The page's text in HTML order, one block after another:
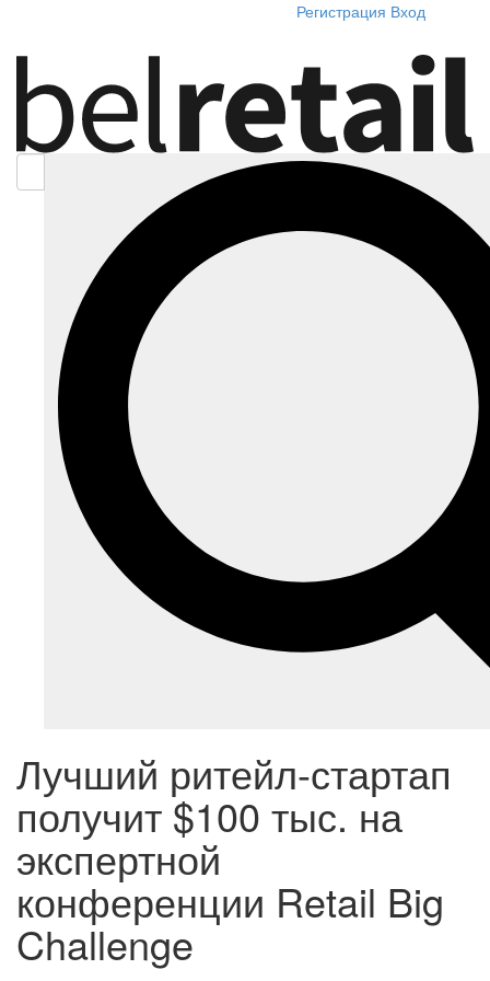
Регистрация Вход
Лучший ритейл-стартап
получит $100 тыс. на
экспертной
конференции Retail Big
Challenge